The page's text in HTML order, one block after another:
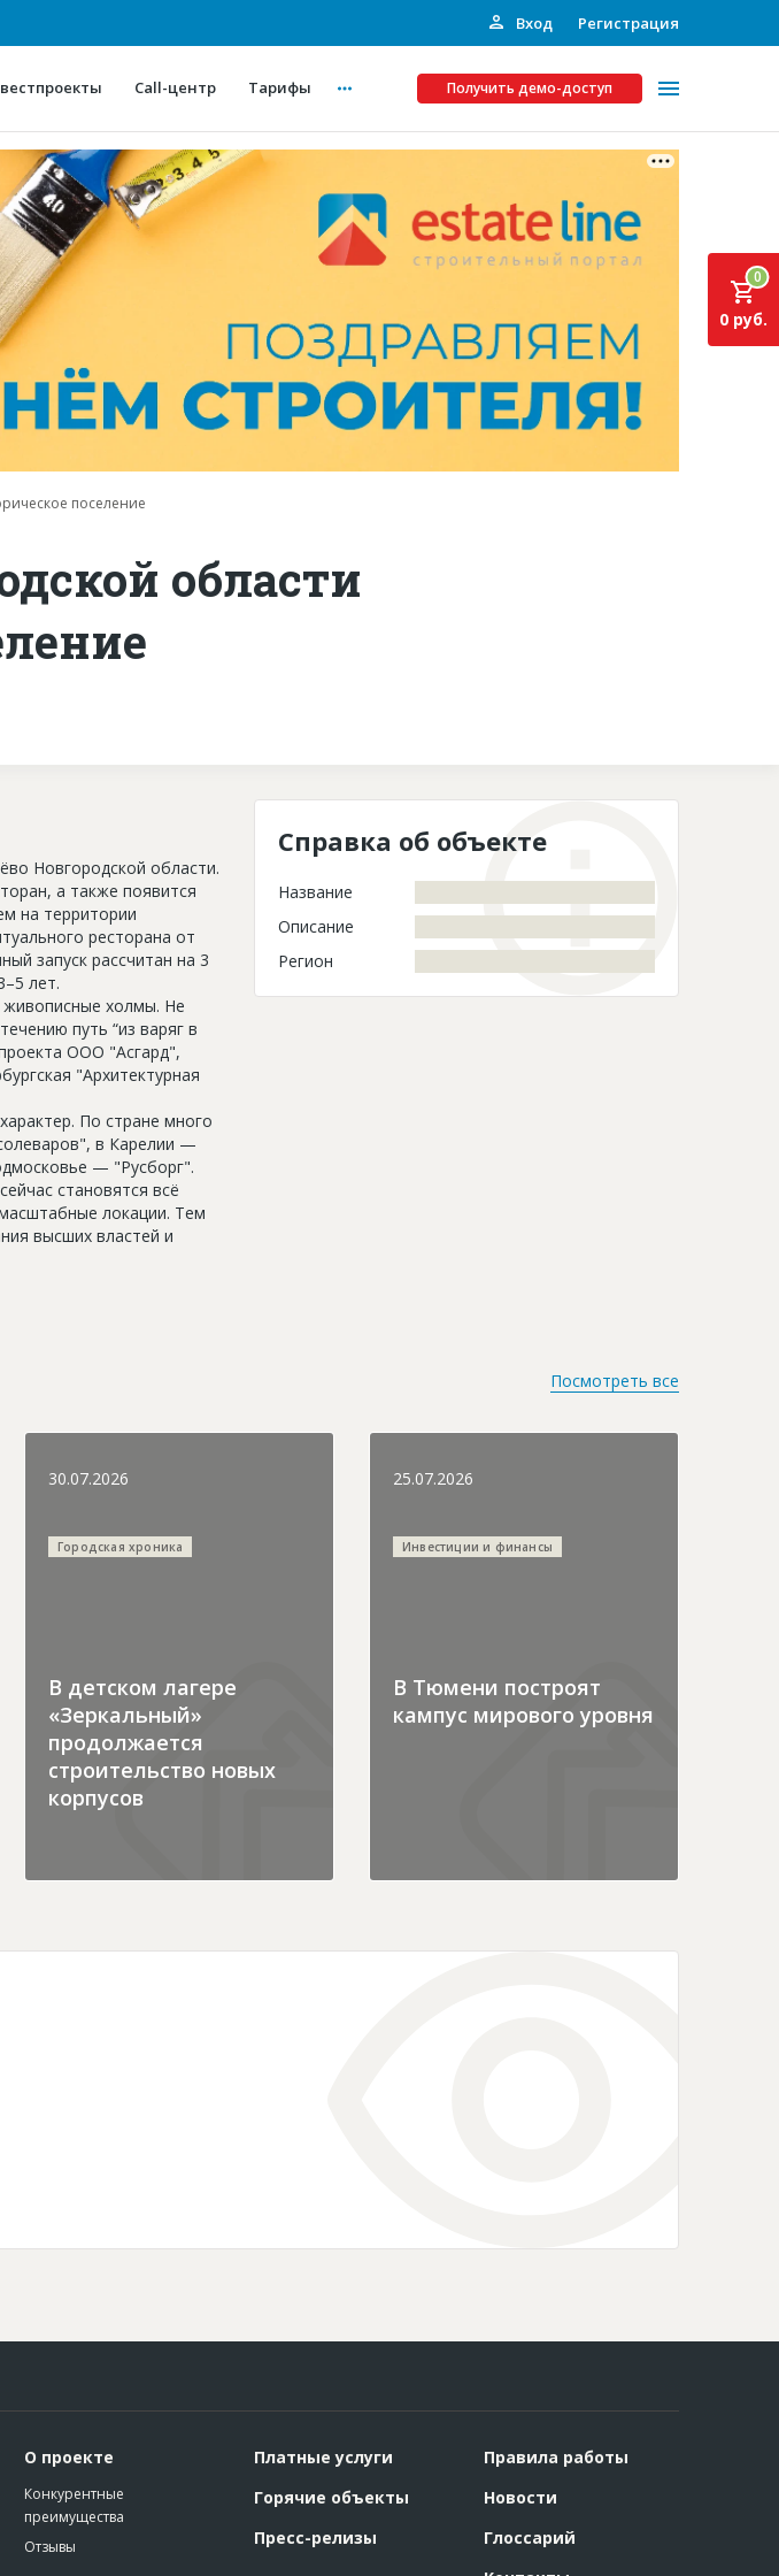
Вход Регистрация
Call-центр Тарифы Получить демо-доступ
О проекте
Конкурентные преимущества
Горячие объекты
Глоссарий
Платные услуги
Рекламодателям
Инвестпроекты
Подписка на Базу
поселение
области
0
0 руб.
Новгородской области.
а также появится
на территории
ресторана от
запуск рассчитан на 3
лет.
живописные холмы. Не
путь “из варяг в
ООО "Асгард",
"Архитектурная
По стране много
в Карелии —
— "Русборг".
становятся всё
локации. Тем
высших властей и
Справка об объекте
Название
Описание
Регион
Посмотреть все
30.07.2026
Городская хроника
В детском лагере
«Зеркальный»
продолжается
строительство новых
корпусов
25.07.2026
Инвестиции и финансы
В Тюмени построят
кампус мирового уровня
О проекте
Конкурентные
преимущества
Отзывы
Платные услуги
Горячие объекты
Пресс-релизы
Правила работы
Новости
Глоссарий